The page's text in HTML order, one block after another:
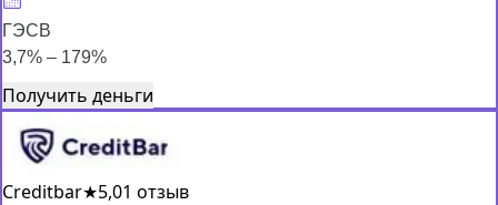
ГЭСВ
3,7% – 179%
Получить деньги
Creditbar★5,01 отзыв